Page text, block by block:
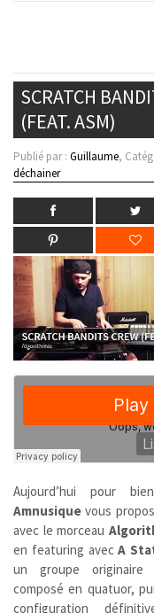
SCRATCH
(FEAT. ASM)
Publié par : Guillaume,
déchainer
Aujourd’hui pour
Amnusique vous
avec le morceau
en featuring avecA
un groupe
composé en quatuor,
configuration